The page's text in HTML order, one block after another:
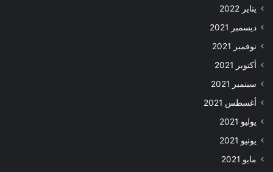
يناير 2022
ديسمبر 2021
نوفمبر 2021
أكتوبر 2021
سبتمبر 2021
أغسطس 2021
يوليو 2021
يونيو 2021
مايو 2021